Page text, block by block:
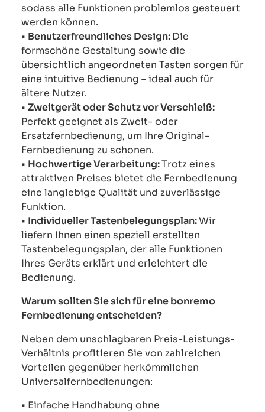
sodass alle Funktionen problemlos gesteuert
werden können.
• Benutzerfreundliches Design:Die
formschöne Gestaltung sowie die
übersichtlich angeordneten Tasten sorgen für
eine intuitive Bedienung – ideal auch für
ältere Nutzer.
• Zweitgerät oder Schutz vor Verschleiß:
Perfekt geeignet als Zweit- oder
Ersatzfernbedienung, um Ihre Original-
Fernbedienung zu schonen.
• Hochwertige Verarbeitung:Trotz eines
attraktiven Preises bietet die Fernbedienung
eine langlebige Qualität und zuverlässige
Funktion.
• Individueller Tastenbelegungsplan:Wir
liefern Ihnen einen speziell erstellten
Tastenbelegungsplan, der alle Funktionen
Ihres Geräts erklärt und erleichtert die
Bedienung.
Warum sollten Sie sich für eine bonremo
Fernbedienung entscheiden?
Neben dem unschlagbaren Preis-Leistungs-
Verhältnis profitieren Sie von zahlreichen
Vorteilen gegenüber herkömmlichen
Universalfernbedienungen:
• Einfache Handhabung ohne